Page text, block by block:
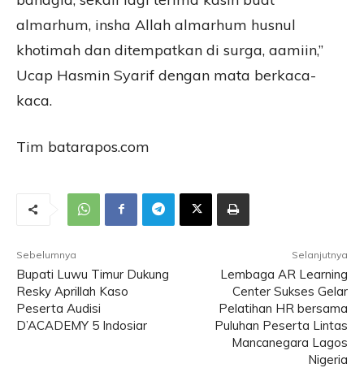
almarhum, insha Allah almarhum husnul
khotimah dan ditempatkan di surga, aamiin,”
Ucap Hasmin Syarif dengan mata berkaca-
kaca.
Tim batarapos.com
Sebelumnya
Bupati Luwu Timur Dukung
Resky Aprillah Kaso
Peserta Audisi
D’ACADEMY 5 Indosiar
Selanjutnya
Lembaga AR Learning
Center Sukses Gelar
Pelatihan HR bersama
Puluhan Peserta Lintas
Mancanegara Lagos
Nigeria